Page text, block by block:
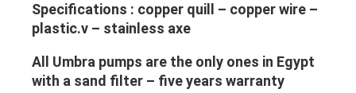
Specifications : copper quill – copper wire –
plastic.v – stainless axe
All Umbra pumps are the only ones in Egypt
with a sand filter – five years warranty